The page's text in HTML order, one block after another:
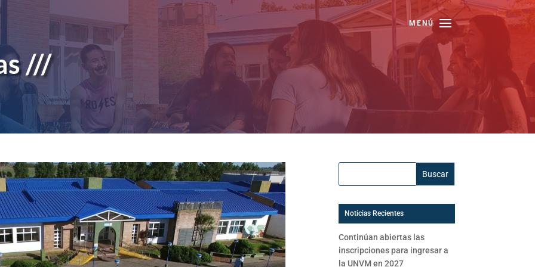
///
Buscar:
Noticias Recientes
Continúan abiertas las
inscripciones para ingresar a
la UNVM en 2027